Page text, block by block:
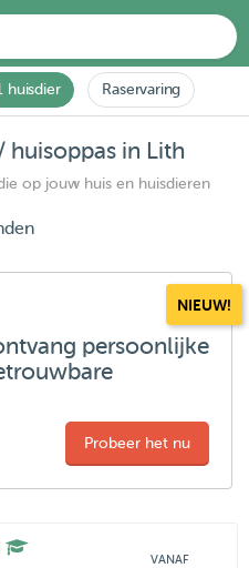
huisdier Raservaring
huisoppas in Lith
op jouw huis en huisdieren
NIEUW!
persoonlijke
Probeer het nu
VANAF